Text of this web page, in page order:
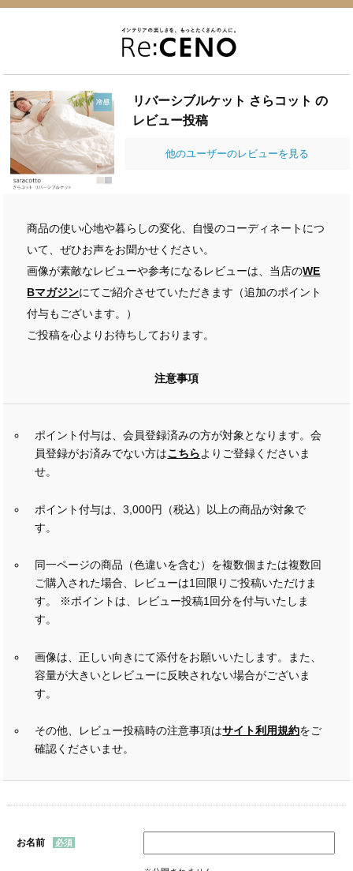
リバーシブルケット さらコット の
レビュー投稿
他のユーザーのレビューを見る
商品の使い心地や暮らしの変化、自慢のコーディネートにつ
いて、ぜひお声をお聞かせください。
画像が素敵なレビューや参考になるレビューは、当店のWE
Bマガジンにてご紹介させていただきます（追加のポイント
付与もございます。）
ご投稿を心よりお待ちしております。
注意事項
ポイント付与は、会員登録済みの方が対象となります。会
員登録がお済みでない方はこちらよりご登録くださいま
せ。
ポイント付与は、3,000円（税込）以上の商品が対象で
す。
同一ページの商品（色違いを含む）を複数個または複数回
ご購入された場合、レビューは1回限りご投稿いただけま
す。 ※ポイントは、レビュー投稿1回分を付与いたしま
す。
画像は、正しい向きにて添付をお願いいたします。また、
容量が大きいとレビューに反映されない場合がございま
す。
その他、レビュー投稿時の注意事項はサイト利用規約をご
確認くださいませ。
お名前